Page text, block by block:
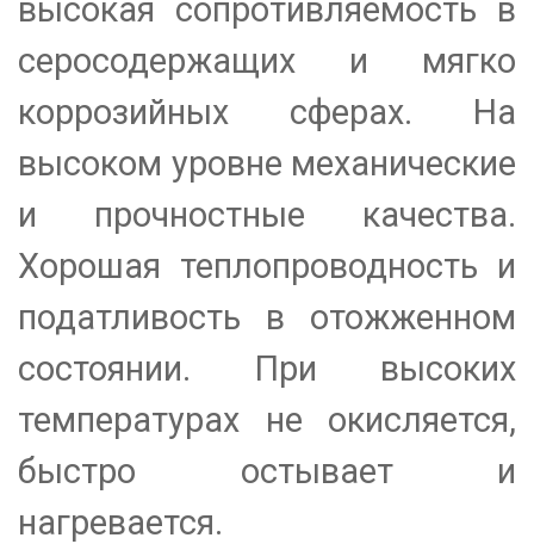
высокая сопротивляемость в
серосодержащих и мягко
коррозийных сферах. На
высоком уровне механические
и прочностные качества.
Хорошая теплопроводность и
податливость в отожженном
состоянии. При высоких
температурах не окисляется,
быстро остывает и
нагревается.